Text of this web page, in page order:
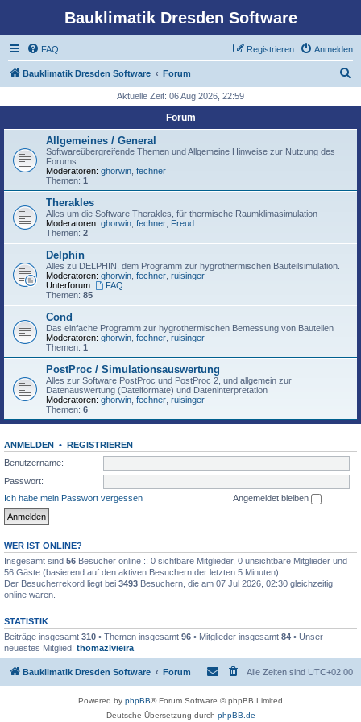
Bauklimatik Dresden Software
FAQ Anmelden
Registrieren
Bauklimatik Dresden Software Forum
h
Aktuelle Zeit: 06 Aug 2026, 22:59
Forum
Allgemeines / General
Softwareübergreifende Themen und Allgemeine Hinweise zur Nutzung des
Forums
Moderatoren: ghorwin fechner
Themen: 1
Therakles
Alles um die Software Therakles, für thermische Raumklimasimulation
Moderatoren: ghorwin fechner Freud
Themen: 2
Delphin
Alles zu DELPHIN, dem Programm zur hygrothermischen Bauteilsimulation.
Moderatoren: ghorwin fechner ruisinger
Unterforum:
FAQ
Themen: 85
Cond
Das einfache Programm zur hygrothermischen Bemessung von Bauteilen
Moderatoren: ghorwin fechner ruisinger
Themen: 1
PostProc / Simulationsauswertung
Alles zur Software PostProc und PostProc 2, und allgemein zur
Datenauswertung (Dateiformate) und Dateninterpretation
Moderatoren: ghorwin fechner ruisinger
Themen: 6
ANMELDEN • REGISTRIEREN
Benutzername:
Passwort:
Ich habe mein Passwort vergessen
Angemeldet bleiben
WER IST ONLINE?
Insgesamt sind 56 Besucher online :: 0 sichtbare Mitglieder, 0 unsichtbare Mitglieder und
56 Gäste (basierend auf den aktiven Besuchern der letzten 5 Minuten)
Der Besucherrekord liegt bei 3493 Besuchern, die am 07 Jul 2026, 02:30 gleichzeitig
online waren.
STATISTIK
Beiträge insgesamt 310 • Themen insgesamt 96 • Mitglieder insgesamt 84 • Unser
neuestes Mitglied: thomazlvieira
Bauklimatik Dresden Software Forum Alle Zeiten sind UTC+02:00
Powered by phpBB® Forum Software © phpBB Limited
Deutsche Übersetzung durch phpBB.de